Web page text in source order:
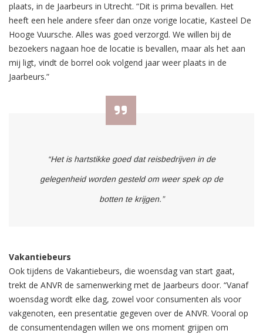
plaats, in de Jaarbeurs in Utrecht. “Dit is prima bevallen. Het
heeft een hele andere sfeer dan onze vorige locatie, Kasteel De
Hooge Vuursche. Alles was goed verzorgd. We willen bij de
bezoekers nagaan hoe de locatie is bevallen, maar als het aan
mij ligt, vindt de borrel ook volgend jaar weer plaats in de
Jaarbeurs.”
“Het is hartstikke goed dat reisbedrijven in de
gelegenheid worden gesteld om weer spek op de
botten te krijgen.”
Vakantiebeurs
Ook tijdens de Vakantiebeurs, die woensdag van start gaat,
trekt de ANVR de samenwerking met de Jaarbeurs door. “Vanaf
woensdag wordt elke dag, zowel voor consumenten als voor
vakgenoten, een presentatie gegeven over de ANVR. Vooral op
de consumentendagen willen we ons moment grijpen om